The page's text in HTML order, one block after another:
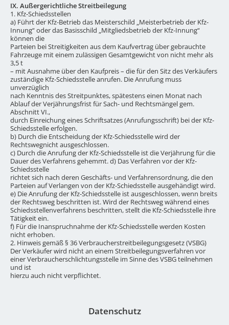
IX. Außergerichtliche Streitbeilegung
1. Kfz-Schiedsstellen
a) Führt der Kfz-Betrieb das Meisterschild „Meisterbetrieb der Kfz-
Innung“ oder das Basisschild „Mitgliedsbetrieb der Kfz-Innung“
können die
Parteien bei Streitigkeiten aus dem Kaufvertrag über gebrauchte
Fahrzeuge mit einem zulässigen Gesamtgewicht von nicht mehr als
3,5 t
– mit Ausnahme über den Kaufpreis – die für den Sitz des Verkäufers
zuständige Kfz-Schiedsstelle anrufen. Die Anrufung muss
unverzüglich
nach Kenntnis des Streitpunktes, spätestens einen Monat nach
Ablauf der Verjährungsfrist für Sach- und Rechtsmängel gem.
Abschnitt VI.,
durch Einreichung eines Schriftsatzes (Anrufungsschrift) bei der Kfz-
Schiedsstelle erfolgen.
b) Durch die Entscheidung der Kfz-Schiedsstelle wird der
Rechtswegnicht ausgeschlossen.
c) Durch die Anrufung der Kfz-Schiedsstelle ist die Verjährung für die
Dauer des Verfahrens gehemmt. d) Das Verfahren vor der Kfz-
Schiedsstelle
richtet sich nach deren Geschäfts- und Verfahrensordnung, die den
Parteien auf Verlangen von der Kfz-Schiedsstelle ausgehändigt wird.
e) Die Anrufung der Kfz-Schiedsstelle ist ausgeschlossen, wenn breits
der Rechtsweg beschritten ist. Wird der Rechtsweg während eines
Schiedsstellenverfahrens beschritten, stellt die Kfz-Schiedsstelle ihre
Tätigkeit ein.
f) Für die Inanspruchnahme der Kfz-Schiedsstelle werden Kosten
nicht erhoben.
2. Hinweis gemäß § 36 Verbraucherstreitbeilegungsgesetz (VSBG)
Der Verkäufer wird nicht an einem Streitbeilegungsverfahren vor
einer Verbraucherschlichtungsstelle im Sinne des VSBG teilnehmen
und ist
hierzu auch nicht verpflichtet.
Datenschutz